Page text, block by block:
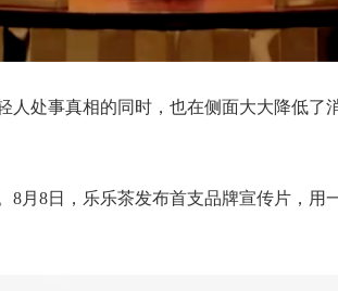
人处事真相的同时，也在侧面大大降低了
8月8日，乐乐茶发布首支品牌宣传片，用